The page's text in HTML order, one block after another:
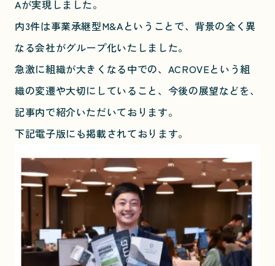
Aが実現しました。
内3件は事業承継型M&Aということで、背景の全く異
なる会社がグループ化いたしました。
急激に組織が大きくなる中での、ACROVEという組
織の変遷や大切にしていること、今後の展望などを、
記事内で紹介いただいております。
下記電子版にも掲載されております。